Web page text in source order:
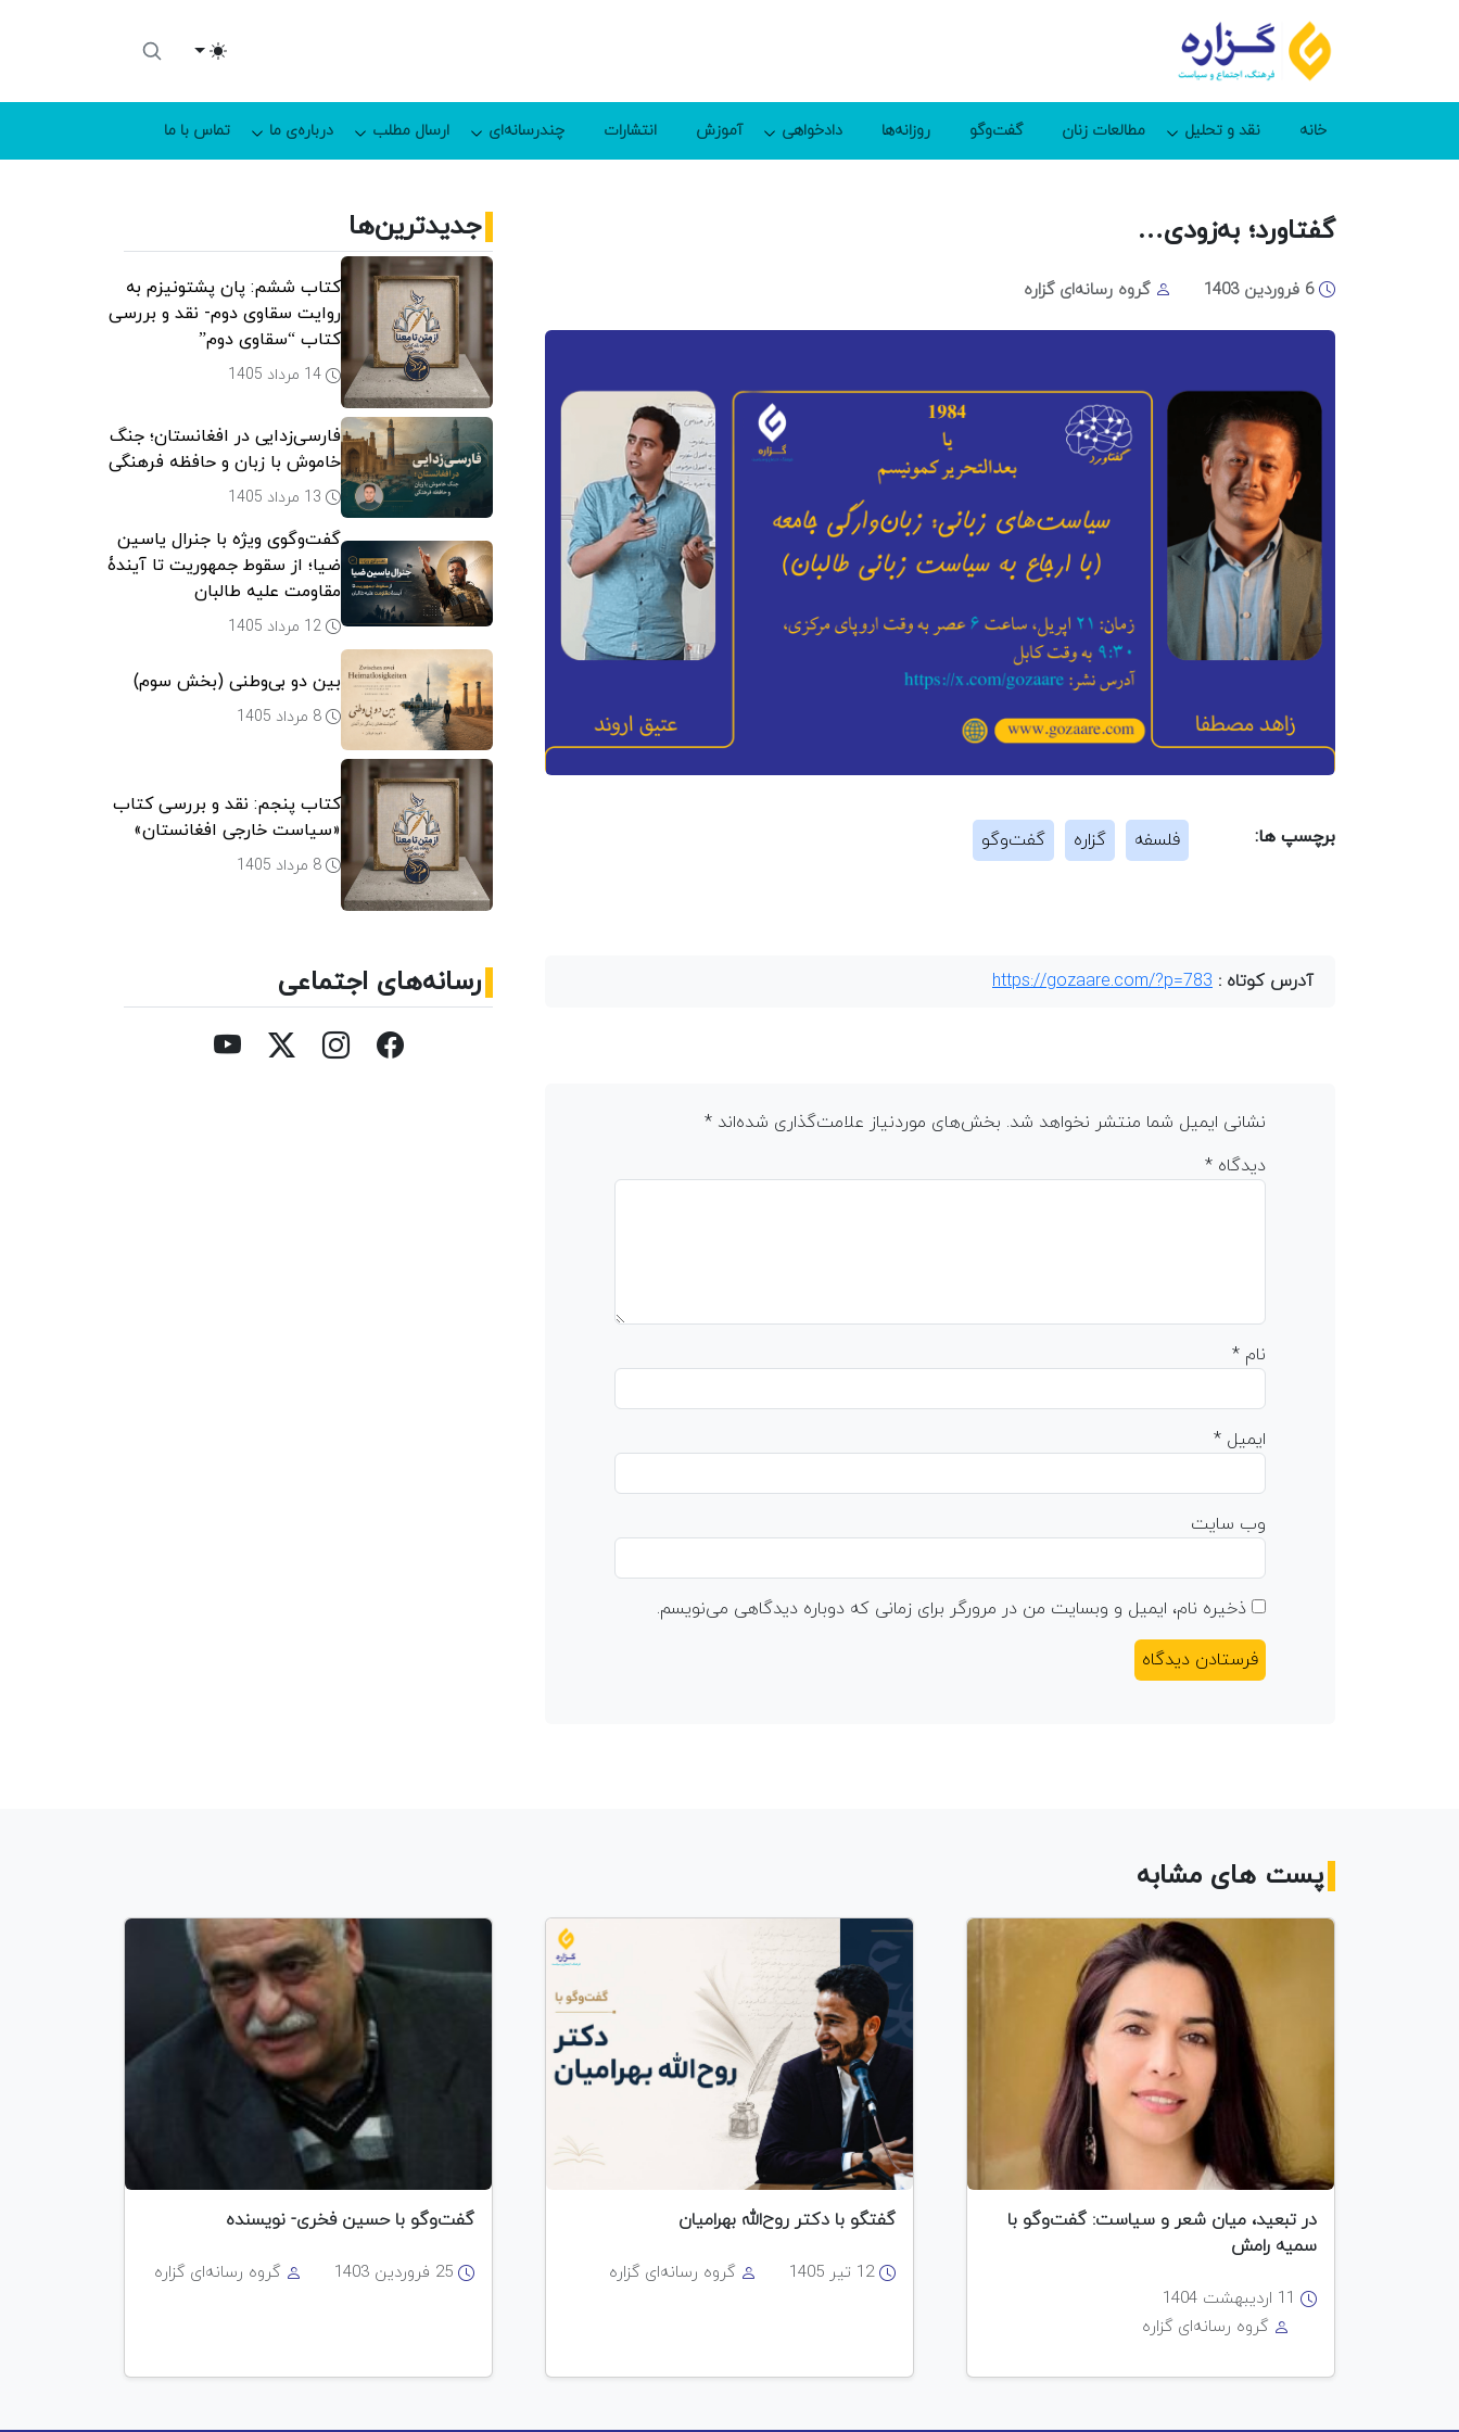
Toggle theme
خانه نقد و تحلیل مطالعات زنان گفت‌وگو روزانه‌ها دادخواهی آموزش انتشارات چندرسانه‌ای ارسال مطلب درباره‌ی ما تماس با ما
گفتاورد؛ به‌زودی…
6 فروردین 1403 گروه رسانه‌ای گزاره
برچسپ ها: فلسفه گزاره گفت‌وگو
آدرس کوتاه : https://gozaare.com/?p=783
نشانی ایمیل شما منتشر نخواهد شد. بخش‌های موردنیاز علامت‌گذاری شده‌اند *
دیدگاه *
نام *
ایمیل *
وب‌ سایت
ذخیره نام، ایمیل و وبسایت من در مرورگر برای زمانی که دوباره دیدگاهی می‌نویسم.
جدیدترین‌ها
کتاب ششم: پان پشتونیزم به
روایت سقاوی دوم- نقد و بررسی
کتاب “سقاوی دوم”
فارسی‌زدایی در افغانستان؛ جنگ
خاموش با زبان و حافظه فرهنگی
گفت‌وگوی ویژه با جنرال یاسین
ضیا؛ از سقوط جمهوریت تا آیندۀ
مقاومت علیه طالبان
بین دو بی‌وطنی (بخش سوم)
کتاب پنجم: نقد و بررسی کتاب
«سیاست خارجی افغانستان»
رسانه‌های اجتماعی
پست های مشابه
در تبعید، میان شعر و سیاست: گفت‌وگو با
سمیه رامش
گروه رسانه‌ای گزاره
گفتگو با دکتر روح‌الله بهرامیان
12 تیر 1405 گروه رسانه‌ای گزاره
گفت‌وگو با حسین فخری- نویسنده
گروه رسانه‌ای گزاره